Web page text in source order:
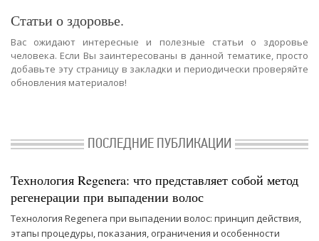
Статьи о здоровье.
Вас ожидают интересные и полезные статьи о здоровье
человека. Если Вы заинтересованы в данной тематике, просто
добавьте эту страницу в закладки и периодически проверяйте
обновления материалов!
ПОСЛЕДНИЕ ПУБЛИКАЦИИ
Технология Regenera: что представляет собой метод
регенерации при выпадении волос
Технология Regenera при выпадении волос: принцип действия,
этапы процедуры, показания, ограничения и особенности